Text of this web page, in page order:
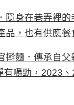
隱身在巷弄裡的
品，也有供應餐
擀麵．傳承自父
有嚼勁，2023